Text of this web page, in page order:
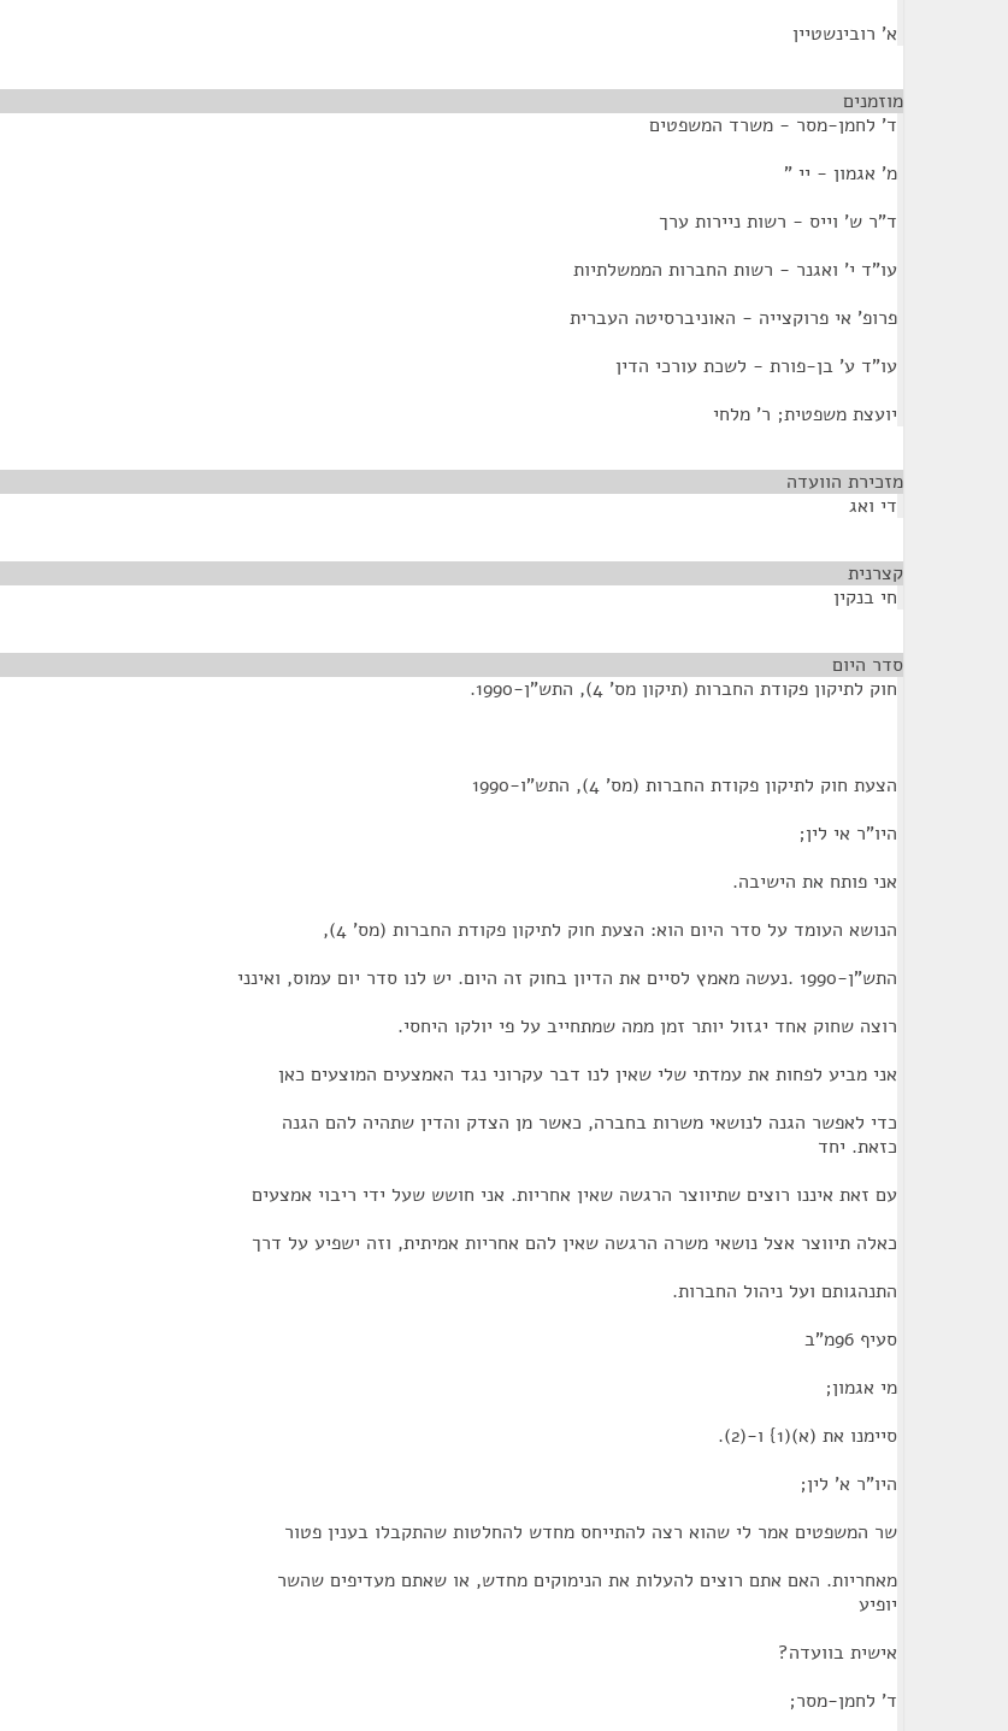
א' רובינשטיין
מוזמנים
ד' לחמן-מסר - משרד המשפטים
מ' אגמון - יי "
ד"ר ש' וייס - רשות ניירות ערך
עו"ד י' ואגנר - רשות החברות הממשלתיות
פרופ' אי פרוקצייה - האוניברסיטה העברית
עו"ד ע' בן-פורת - לשכת עורכי הדין
יועצת משפטית; ר' מלחי
מזכירת הוועדה
די ואג
קצרנית
חי בנקין
סדר היום
חוק לתיקון פקודת החברות (תיקון מס' 4), התש"ן-1990.
הצעת חוק לתיקון פקודת החברות (מס' 4), התש"ו-1990
היו"ר אי לין;
אני פותח את הישיבה.
הנושא העומד על סדר היום הוא: הצעת חוק לתיקון פקודת החברות (מס' 4),
התש"ן-1990 .נעשה מאמץ לסיים את הדיון בחוק זה היום. יש לנו סדר יום עמוס, ואינני
רוצה שחוק אחד יגזול יותר זמן ממה שמתחייב על פי יולקו היחסי.
אני מביע לפחות את עמדתי שלי שאין לנו דבר עקרוני נגד האמצעים המוצעים כאן
כדי לאפשר הגנה לנושאי משרות בחברה, כאשר מן הצדק והדין שתהיה להם הגנה
כזאת. יחד
עם זאת איננו רוצים שתיווצר הרגשה שאין אחריות. אני חושש שעל ידי ריבוי אמצעים
כאלה תיווצר אצל נושאי משרה הרגשה שאין להם אחריות אמיתית, וזה ישפיע על דרך
התנהגותם ועל ניהול החברות.
סעיף 96מ"ב
מי אגמון;
סיימנו את (א)(1} ו-(2).
היו"ר א' לין;
שר המשפטים אמר לי שהוא רצה להתייחס מחדש להחלטות שהתקבלו בענין פטור
מאחריות. האם אתם רוצים להעלות את הנימוקים מחדש, או שאתם מעדיפים שהשר
יופיע
אישית בוועדה?
ד' לחמן-מסר;